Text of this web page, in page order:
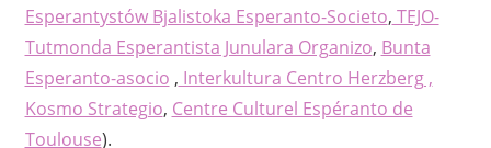
Esperantystów Bjalistoka Esperanto-Societo, TEJO-
Tutmonda Esperantista Junulara Organizo, Bunta
Esperanto-asocio , Interkultura Centro Herzberg ,
Kosmo Strategio, Centre Culturel Espéranto de
Toulouse).